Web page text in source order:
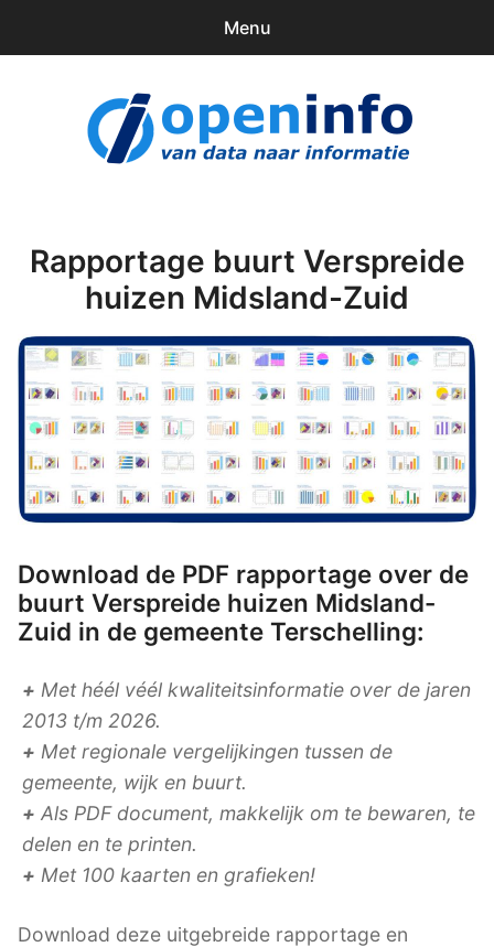
Menu
Downloads
Rapportage buurt Verspreide
huizen Midsland-Zuid
Download de PDF rapportage over de
buurt Verspreide huizen Midsland-
Zuid in de gemeente Terschelling:
+ Met héél véél kwaliteitsinformatie over de jaren
2013 t/m 2026.
+ Met regionale vergelijkingen tussen de
gemeente, wijk en buurt.
+ Als PDF document, makkelijk om te bewaren, te
delen en te printen.
+ Met 100 kaarten en grafieken!
Download deze uitgebreide rapportage en